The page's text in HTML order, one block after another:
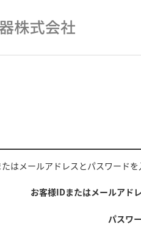
はメールアドレスとパスワード
お客様IDまたはメールアド
パスワ